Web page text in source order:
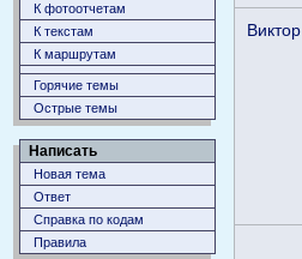
К фотоотчетам
К текстам
К маршрутам
Горячие темы
Острые темы
Написать
Новая тема
Ответ
Справка по кодам
Правила
Виктор